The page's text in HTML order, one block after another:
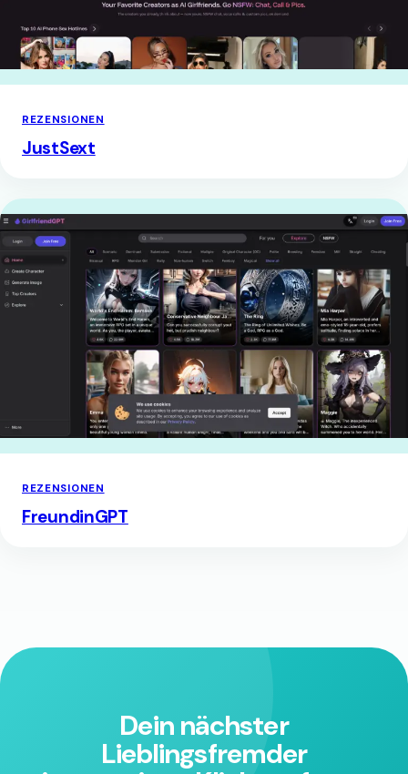
REZENSIONEN
JustSext
REZENSIONEN
FreundinGPT
Dein nächster
Lieblingsfremder